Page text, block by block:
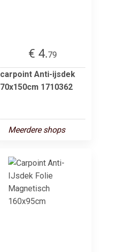
€ 4.79
carpoint Anti-ijsdek
70x150cm 1710362
Meerdere shops